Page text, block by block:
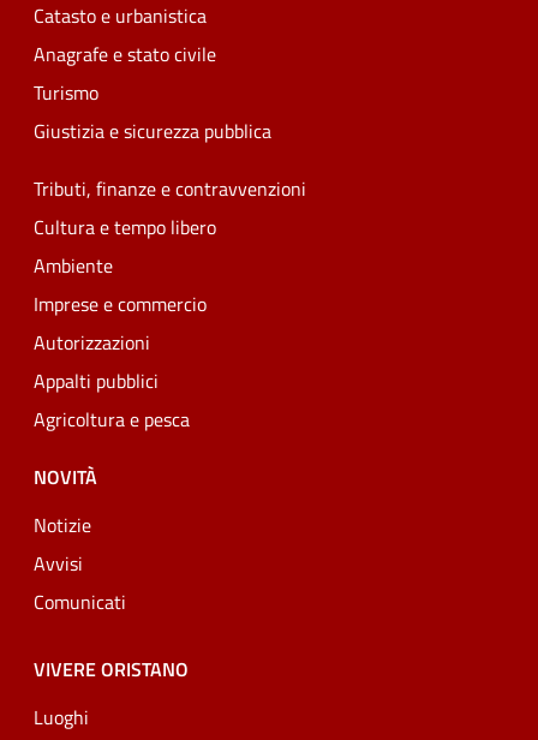
Catasto e urbanistica
Anagrafe e stato civile
Turismo
Giustizia e sicurezza pubblica
Tributi, finanze e contravvenzioni
Cultura e tempo libero
Ambiente
Imprese e commercio
Autorizzazioni
Appalti pubblici
Agricoltura e pesca
NOVITÀ
Notizie
Avvisi
Comunicati
VIVERE ORISTANO
Luoghi